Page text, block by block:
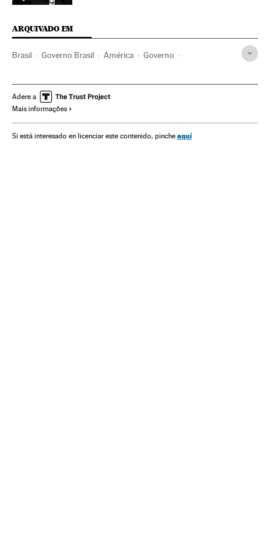
ARQUIVADO EM
Brasil Governo Brasil América Governo
STF Democracia Daniel Ortega
Donald Trump
Venezuela Viktor Orban Hungria Rodrigo Duterte
Adere a
Mais informações
Si está interesado en licenciar este contenido, pinche aquí